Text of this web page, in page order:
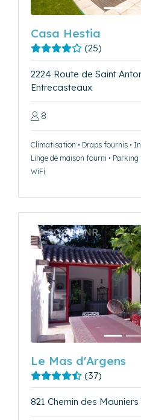
Casa Hestia
(25)
2224 Route de Saint
Entrecasteaux
8
Climatisation • Draps fournis •
Linge de maison fourni • Parking
WiFi
Précédent
Le Mas d'Argens
(37)
821 Chemin des